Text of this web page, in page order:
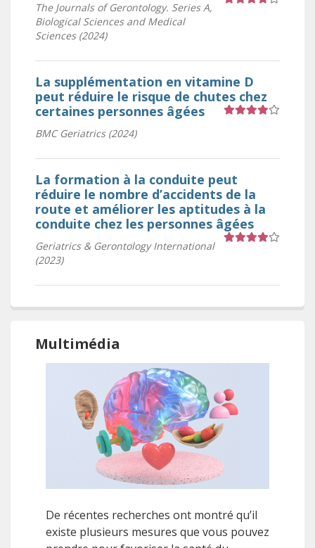
The Journals of Gerontology. Series A,
Biological Sciences and Medical
Sciences (2024)
La supplémentation en vitamine D
peut réduire le risque de chutes chez
certaines personnes âgées
BMC Geriatrics (2024)
La formation à la conduite peut
réduire le nombre d’accidents de la
route et améliorer les aptitudes à la
conduite chez les personnes âgées
Geriatrics & Gerontology International
(2023)
Multimédia
De récentes recherches ont montré qu’il
existe plusieurs mesures que vous pouvez